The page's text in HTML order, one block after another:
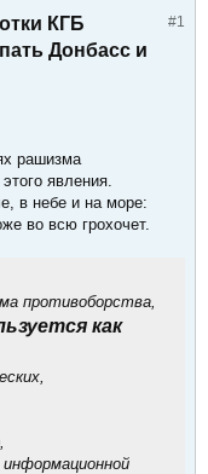
#1
КГБ
Донбасс и
рашизма
явления.
в небе и на море:
во всю грохочет.
противоборства,
как
информационной